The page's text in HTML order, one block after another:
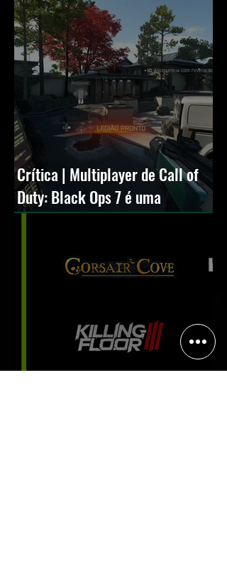
Crítica | Multiplayer de Call of
Duty: Black Ops 7 é uma
experiência positiva, divertida e